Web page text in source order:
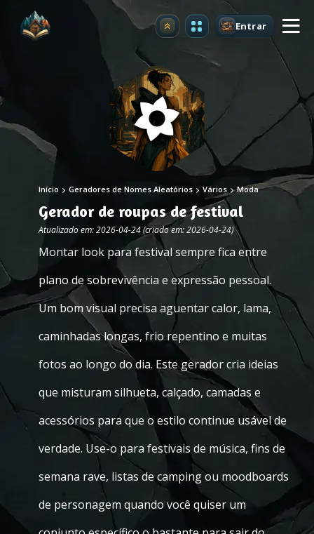
Atualizar Entrar
Início Geradores de Nomes Aleatórios Vários Moda
Gerador de roupas de festival
Atualizado em: 2026-04-24 (criado em: 2026-04-24)
Montar look para festival sempre fica entre
plano de sobrevivência e expressão pessoal.
Um bom visual precisa aguentar calor, lama,
caminhadas longas, frio repentino e muitas
fotos ao longo do dia. Este gerador cria ideias
que misturam silhueta, calçado, camadas e
acessórios para que o estilo continue usável de
verdade. Use-o para festivais de música, fins de
semana rave, listas de camping ou moodboards
de personagem quando você quiser um